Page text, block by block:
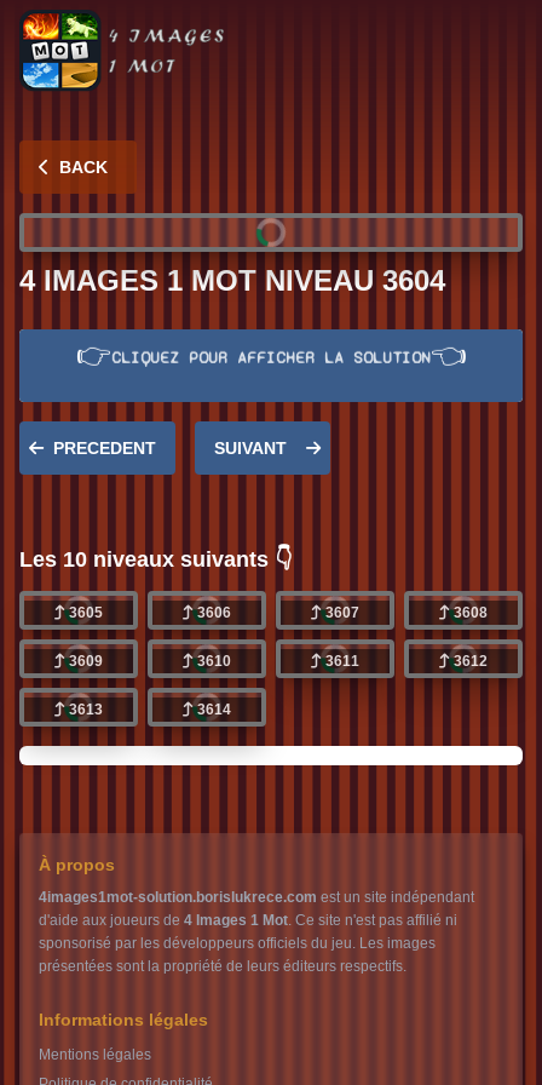
BACK
4 IMAGES 1 MOT NIVEAU 3604
Réponse:SUD
👉CLIQUEZ POUR AFFICHER LA SOLUTION👈
PRECEDENT SUIVANT
Les 10 niveaux suivants 👇
3605 3606 3607 3608
3609 3610 3611 3612
3613 3614
À propos
4images1mot-solution.borislukrece.com est un site indépendant
d'aide aux joueurs de 4 Images 1 Mot. Ce site n'est pas affilié ni
sponsorisé par les développeurs officiels du jeu. Les images
présentées sont la propriété de leurs éditeurs respectifs.
Informations légales
Mentions légales